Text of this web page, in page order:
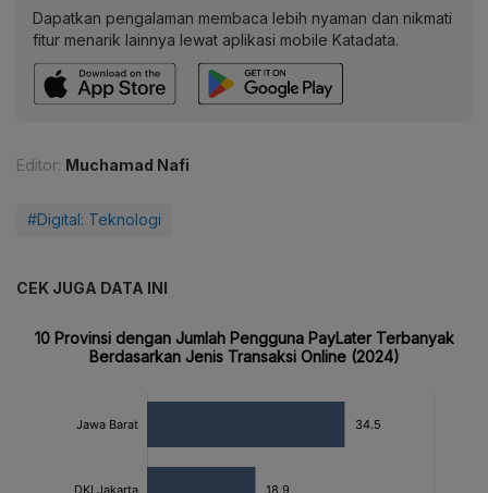
Dapatkan pengalaman membaca lebih nyaman dan nikmati
fitur menarik lainnya lewat aplikasi mobile Katadata.
Editor: Muchamad Nafi
#Digital: Teknologi
CEK JUGA DATA INI